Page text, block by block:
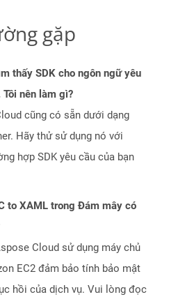
gặp
thấy SDK cho ngôn ngữ yêu
nên làm gì?
cũng có sẵn dưới dạng
Hãy thử sử dụng nó với
hợp SDK yêu cầu của bạn
to XAML trong Đám mây có
Cloud sử dụng máy chủ
EC2 đảm bảo tính bảo mật
hồi của dịch vụ. Vui lòng đọc